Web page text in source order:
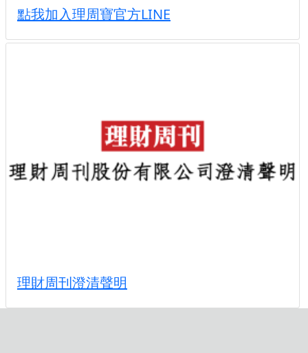
點我加入理周寶官方LINE
理財周刊澄清聲明